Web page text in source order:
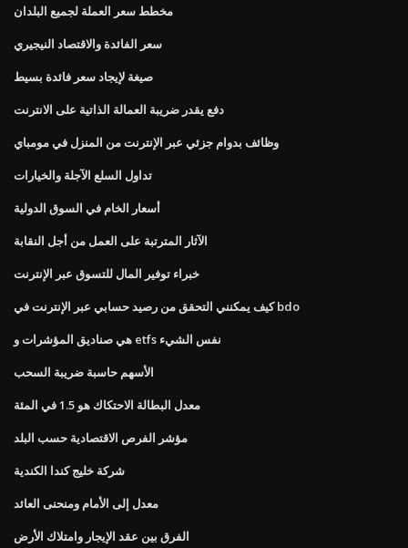
مخطط سعر العملة لجميع البلدان
سعر الفائدة والاقتصاد النيجيري
صيغة لإيجاد سعر فائدة بسيط
دفع يقدر ضريبة العمالة الذاتية على الانترنت
وظائف بدوام جزئي عبر الإنترنت من المنزل في مومباي
تداول السلع الآجلة والخيارات
أسعار الخام في السوق الدولية
الآثار المترتبة على العمل من أجل النقابة
خبراء توفير المال للتسوق عبر الإنترنت
كيف يمكنني التحقق من رصيد حسابي عبر الإنترنت في bdo
هي صناديق المؤشرات و etfs نفس الشيء
الأسهم حاسبة ضريبة السحب
معدل البطالة الاحتكاك هو 1.5 في المئة
مؤشر الفرص الاقتصادية حسب البلد
شركة خليج كندا الكندية
معدل إلى الأمام ومنحنى العائد
الفرق بين عقد الإيجار وامتلاك الأرض